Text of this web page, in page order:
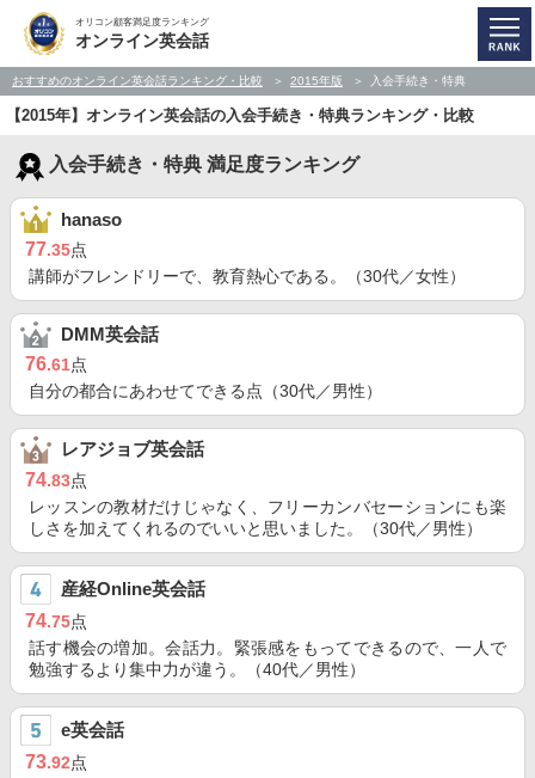
オリコン顧客満足度ランキング
オンライン英会話
おすすめのオンライン英会話ランキング・比較 2015年版 入会手続き・特典
【2015年】オンライン英会話の入会手続き・特典ランキング・比較
入会手続き・特典 満足度ランキング
hanaso
77.35点
講師がフレンドリーで、教育熱心である。（30代／女性）
DMM英会話
76.61点
自分の都合にあわせてできる点（30代／男性）
レアジョブ英会話
74.83点
レッスンの教材だけじゃなく、フリーカンバセーションにも楽
しさを加えてくれるのでいいと思いました。（30代／男性）
産経Online英会話
74.75点
話す機会の増加。会話力。緊張感をもってできるので、一人で
勉強するより集中力が違う。（40代／男性）
e英会話
73.92点